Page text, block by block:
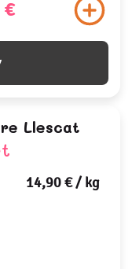
€
Llescat
14,90 €/ kg